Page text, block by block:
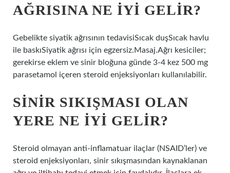
AĞRISINA NE IYI GELIR?
Gebelikte siyatik ağrısının tedavisiSıcak duşSıcak havlu
ile baskıSiyatik ağrısı için egzersiz.Masaj.Ağrı kesiciler;
gerekirse eklem ve sinir bloğuna günde 3-4 kez 500 mg
parasetamol içeren steroid enjeksiyonları kullanılabilir.
SINIR SIKIŞMASI OLAN
YERE NE IYI GELIR?
Steroid olmayan anti-inflamatuar ilaçlar (NSAID’ler) ve
steroid enjeksiyonları, sinir sıkışmasından kaynaklanan